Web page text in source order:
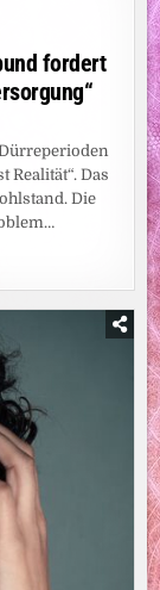
fordert
Realität“. Das
Die